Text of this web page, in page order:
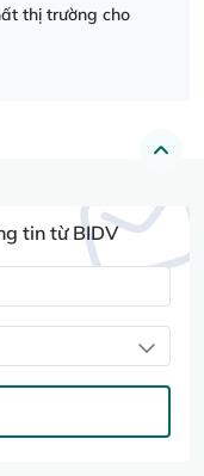
thị trường cho
tin từ BIDV